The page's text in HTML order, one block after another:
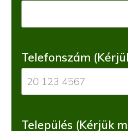
Telefonszám
Település (Kérjük